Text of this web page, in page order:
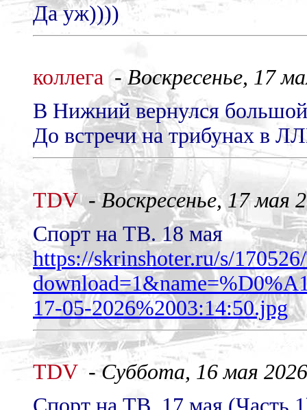
Да уж))))
коллега -Воскресенье, 17
В Нижний вернулся
До встречи на трибунах в
TDV-Воскресенье, 17 мая
Спорт на ТВ. 18 мая
https://skrinshoter.ru/s/
17-05-2026%2003:14:50.jpg
TDV-Суббота, 16 мая